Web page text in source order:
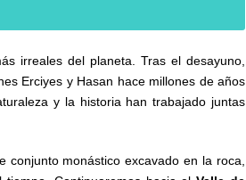
irreales del planeta. Tras el desayuno,
Erciyes y Hasan hace millones de años
y la historia han trabajado juntas
conjunto monástico excavado en la roca,